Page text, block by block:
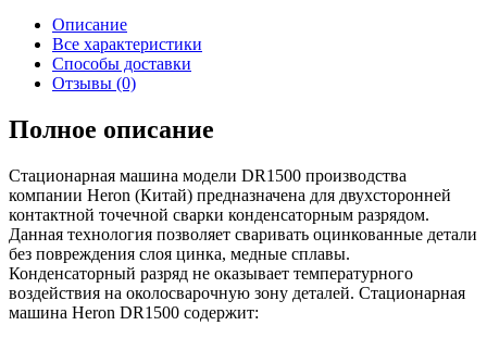
Описание
Все характеристики
Способы доставки
Отзывы (0)
Полное описание
Стационарная машина модели DR1500 производства
компании Heron (Китай) предназначена для двухсторонней
контактной точечной сварки конденсаторным разрядом.
Данная технология позволяет сваривать оцинкованные детали
без повреждения слоя цинка, медные сплавы.
Конденсаторный разряд не оказывает температурного
воздействия на околосварочную зону деталей. Стационарная
машина Heron DR1500 содержит: